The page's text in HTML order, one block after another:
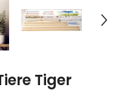
Tiger